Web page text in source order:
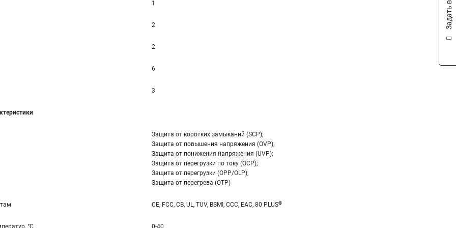
1
2
2
6
3
Защита от коротких замыканий (SCP);
Защита от повышения напряжения (OVP);
Защита от понижения напряжения (UVP);
Защита от перегрузки по току (OCP);
Защита от перегрузки (OPP/OLP);
Защита от перегрева (OTP)
CE, FCC, CB, UL, TUV, BSMI, CCC, EAC, 80 PLUS®
°С 0-40